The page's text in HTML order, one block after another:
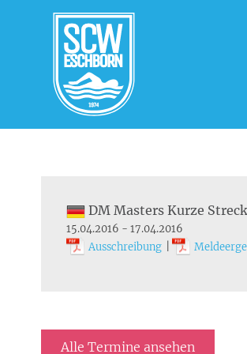
DM Masters Kurze
15.04.2016 - 17.04.2016
Ausschreibung
Alle Termine ansehen